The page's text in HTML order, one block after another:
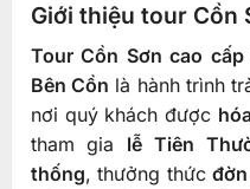
Giới thiệu tour Cồn
Tour Cồn Sơn cao cấp
Bên Cồn là hành trình
nơi quý khách được
tham gia lễ Tiên
thống, thưởng thức